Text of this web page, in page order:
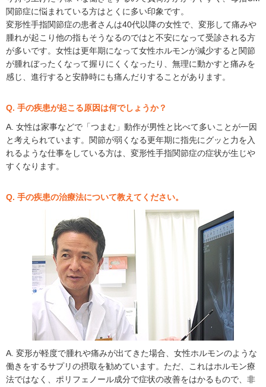
関節症に悩まれている方はとくに多い印象です。
変形性手指関節症の患者さんは40代以降の女性で、変形して痛みや
腫れが起こり他の指もそうなるのではと不安になって受診される方
が多いです。女性は更年期になって女性ホルモンが減少すると関節
が腫れぼったくなって握りにくくなったり、無理に動かすと痛みを
感じ、進行すると安静時にも痛んだりすることがあります。
Q. 手の疾患が起こる原因は何でしょうか？
A. 女性は家事などで「つまむ」動作が男性と比べて多いことが一因
と考えられています。関節が弱くなる更年期に指先にグッと力を入
れるような仕事をしている方は、変形性手指関節症の症状が生じや
すくなります。
Q. 手の疾患の治療法について教えてください。
A. 変形が軽度で腫れや痛みが出てきた場合、女性ホルモンのような
働きをするサプリの摂取を勧めています。ただ、これはホルモン療
法ではなく、ポリフェノール成分で症状の改善をはかるもので、非